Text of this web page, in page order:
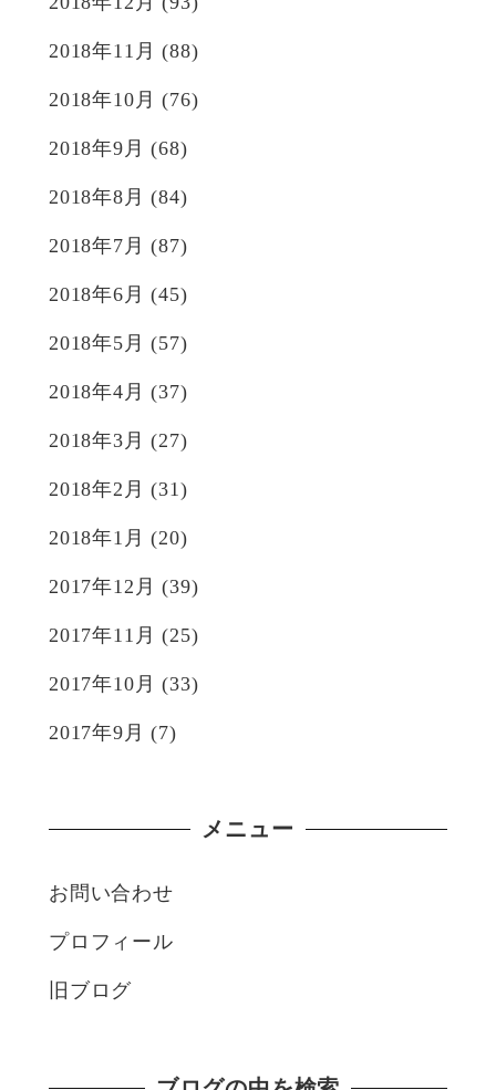
2018年11月 (88)
2018年10月 (76)
2018年9月 (68)
2018年8月 (84)
2018年7月 (87)
2018年6月 (45)
2018年5月 (57)
2018年4月 (37)
2018年3月 (27)
2018年2月 (31)
2018年1月 (20)
2017年12月 (39)
2017年11月 (25)
2017年10月 (33)
2017年9月 (7)
メニュー
お問い合わせ
プロフィール
旧ブログ